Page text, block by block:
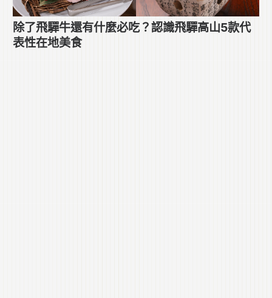
除了飛驒牛還有什麼必吃？認識飛驒高山5款代
表性在地美食